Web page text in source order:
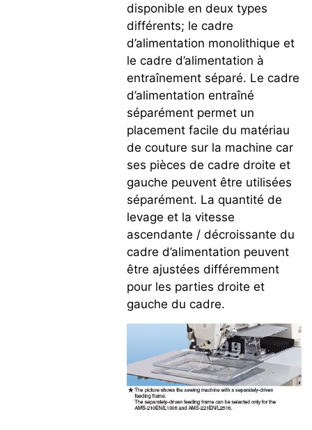
disponible en deux types
différents; le cadre
d’alimentation monolithique et
le cadre d’alimentation à
entraînement séparé. Le cadre
d’alimentation entraîné
séparément permet un
placement facile du matériau
de couture sur la machine car
ses pièces de cadre droite et
gauche peuvent être utilisées
séparément. La quantité de
levage et la vitesse
ascendante / décroissante du
cadre d’alimentation peuvent
être ajustées différemment
pour les parties droite et
gauche du cadre.